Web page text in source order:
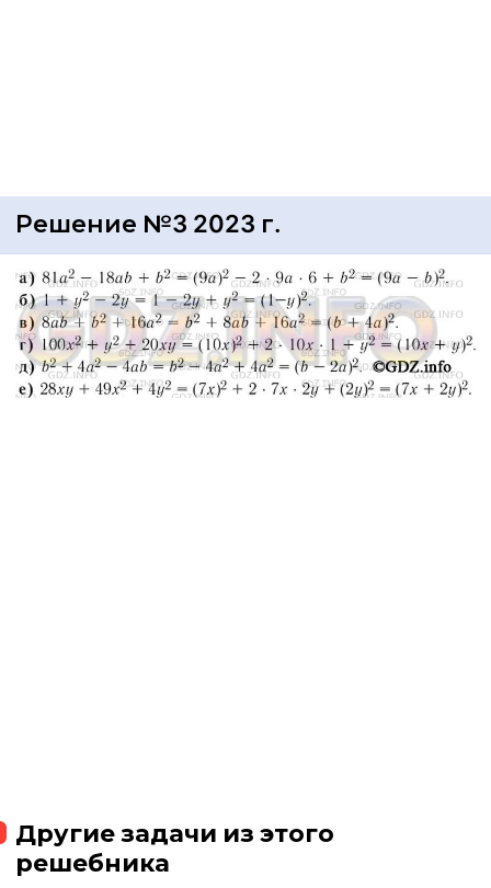
Решение №3 2023 г.
Другие задачи из этого
решебника